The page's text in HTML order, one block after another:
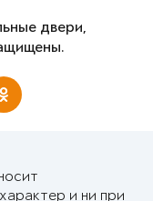
двери,
и ни при